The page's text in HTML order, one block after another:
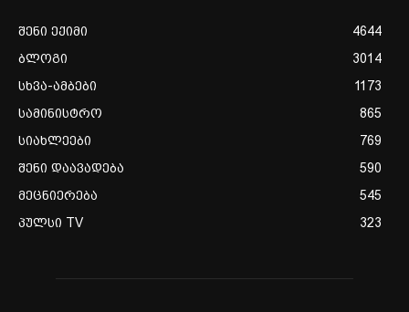
შენი ექიმი
4644
ბლოგი
3014
სხვა-ამბები
1173
სამინისტრო
865
სიახლეები
769
შენი დაავადება
590
მეცნიერება
545
პულსი TV
323